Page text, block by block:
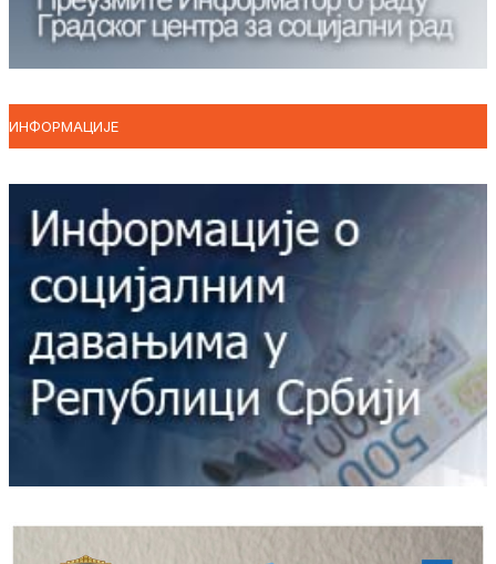
ИНФОРМАЦИЈЕ